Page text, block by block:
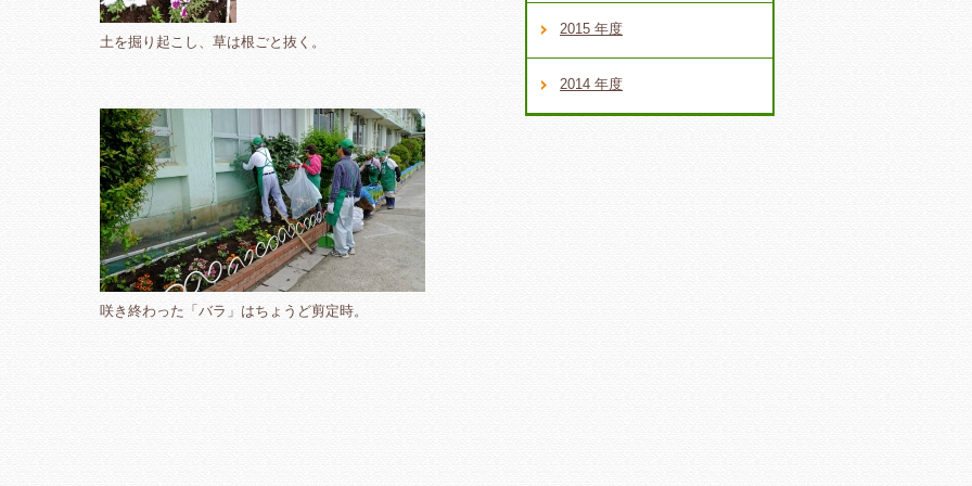
土を掘り起こし、草は根ごと抜く。
咲き終わった「バラ」はちょうど剪定時。
2015 年度
2014 年度